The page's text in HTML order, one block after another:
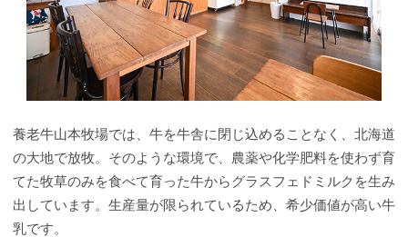
養老牛山本牧場では、牛を牛舎に閉じ込めることなく、北海道
の大地で放牧。そのような環境で、農薬や化学肥料を使わず育
てた牧草のみを食べて育った牛からグラスフェドミルクを生み
出しています。生産量が限られているため、希少価値が高い牛
乳です。